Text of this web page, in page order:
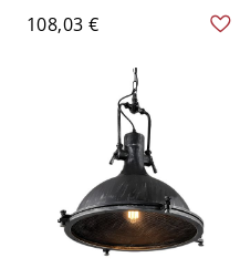
Pendiente de Metal de
Negro 26,67 cm
108,03 €